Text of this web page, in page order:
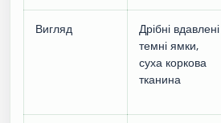
Вигляд
Дрібні вдавлені
темні ямки,
суха коркова
тканина